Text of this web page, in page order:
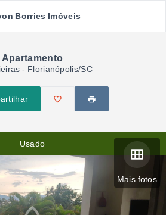
Borries Imóveis
Apartamento
- Florianópolis/SC
Mais fotos
Usado